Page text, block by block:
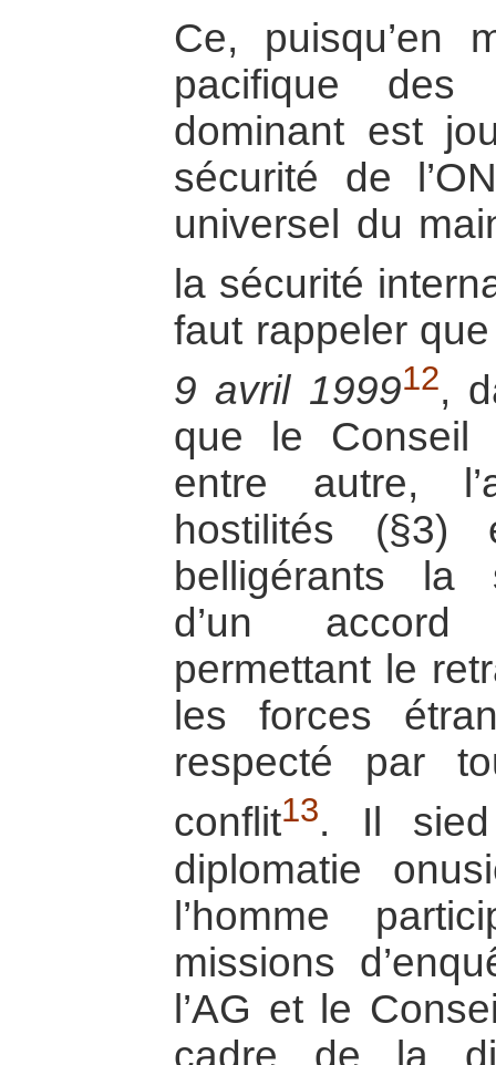
Ce, puisqu’en
pacifique
dominant est
sécurité de
universel du
la sécurité
faut rappeler
9 avril 199912,
que le Conseil
entre autre,
hostilités (§3)
belligérants la
d’un accord
permettant le
les forces
respecté par
conflit13. Il
diplomatie
l’homme
missions
l’AG et le
cadre de la